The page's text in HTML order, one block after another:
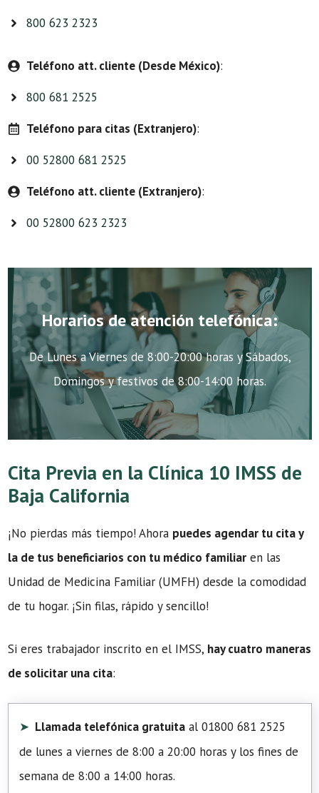
800 623 2323
Teléfono att. cliente (Desde México):
800 681 2525
Teléfono para citas (Extranjero):
00 52800 681 2525
Teléfono att. cliente (Extranjero):
00 52800 623 2323
Horarios de atención telefónica:
De Lunes a Viernes de 8:00-20:00 horas y Sábados,
Domingos y festivos de 8:00-14:00 horas.
Cita Previa en la Clínica 10 IMSS de
Baja California
¡No pierdas más tiempo! Ahora puedes agendar tu cita y
la de tus beneficiarios con tu médico familiar en las
Unidad de Medicina Familiar (UMFH) desde la comodidad
de tu hogar. ¡Sin filas, rápido y sencillo!
Si eres trabajador inscrito en el IMSS, hay cuatro maneras
de solicitar una cita:
Llamada telefónica gratuita al 01800 681 2525
de lunes a viernes de 8:00 a 20:00 horas y los fines de
semana de 8:00 a 14:00 horas.